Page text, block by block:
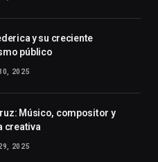
y su creciente
público
2025
Músico, compositor y
creativa
2025